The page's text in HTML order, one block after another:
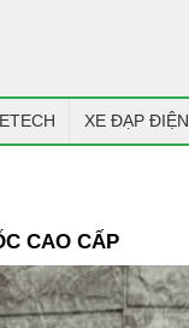
XE ĐẠP ĐIỆN
CAO CẤP